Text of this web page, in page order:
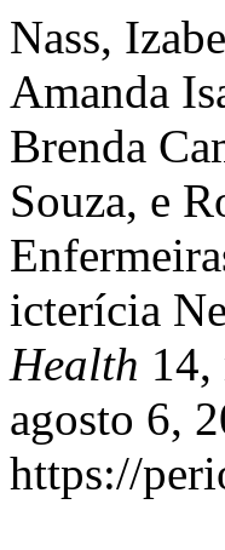
Nass,
Amanda
Brenda
Souza, e
icterícia
Health 14,
agosto 6,
https://